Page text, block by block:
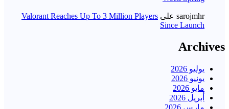
sarojmhr على Valorant Reaches Up To 3 Million Players
Since Launch
Archives
يوليو 2026
يونيو 2026
مايو 2026
أبريل 2026
مارس 2026